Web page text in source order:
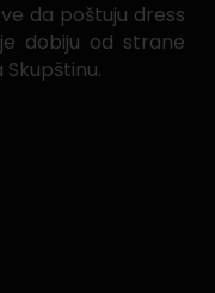
da poštuju dress
dobiju od strane